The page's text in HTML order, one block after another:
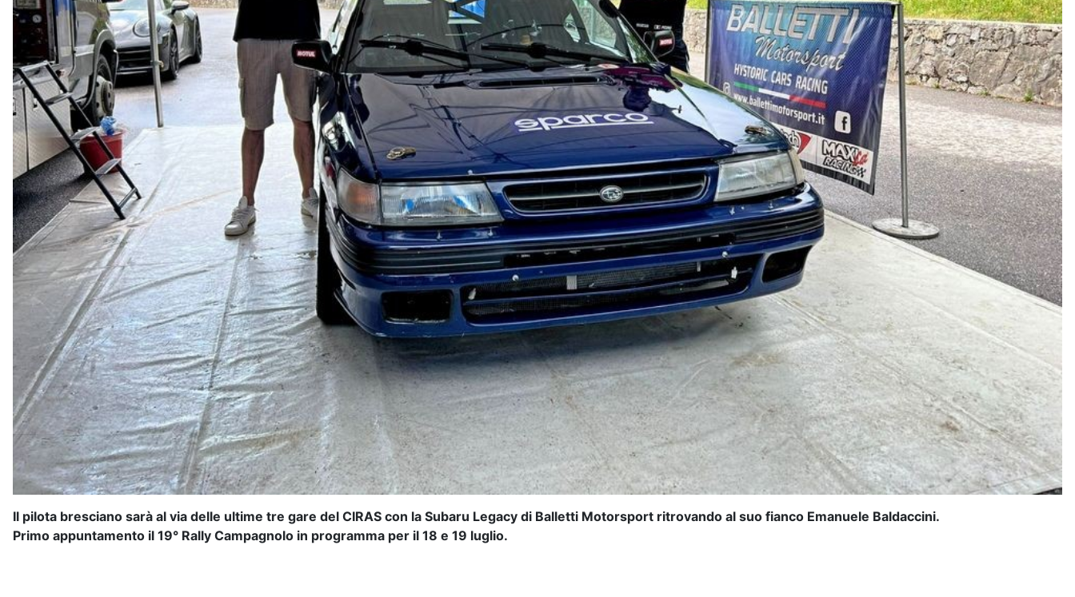
Il pilota bresciano sarà al via delle ultime tre gare del CIRAS con la Subaru Legacy di Balletti Motorsport ritrovando al suo fianco Emanuele Baldaccini.
Primo appuntamento il 19° Rally Campagnolo in programma per il 18 e 19 luglio.